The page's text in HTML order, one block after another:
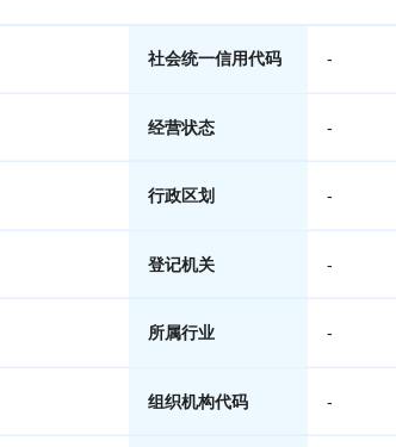
社会统一信用代码 -
经营状态 -
行政区划 -
登记机关 -
所属行业 -
组织机构代码 -